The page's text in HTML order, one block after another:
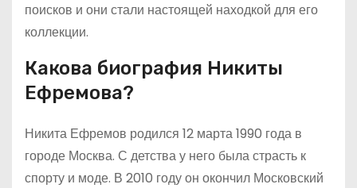
поисков и они стали настоящей находкой для его
коллекции.
Какова биография Никиты
Ефремова?
Никита Ефремов родился 12 марта 1990 года в
городе Москва. С детства у него была страсть к
спорту и моде. В 2010 году он окончил Московский